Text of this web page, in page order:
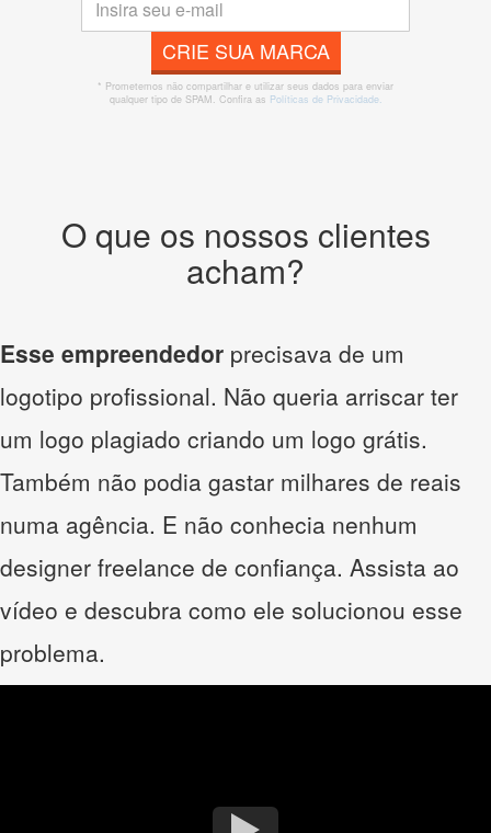
CRIE SUA MARCA
* Prometemos não compartilhar e utilizar seus dados para enviar
qualquer tipo de SPAM. Confira as Políticas de Privacidade.
O que os nossos clientes
acham?
Esse empreendedor precisava de um
logotipo profissional. Não queria arriscar ter
um logo plagiado criando um logo grátis.
Também não podia gastar milhares de reais
numa agência. E não conhecia nenhum
designer freelance de confiança. Assista ao
vídeo e descubra como ele solucionou esse
problema.